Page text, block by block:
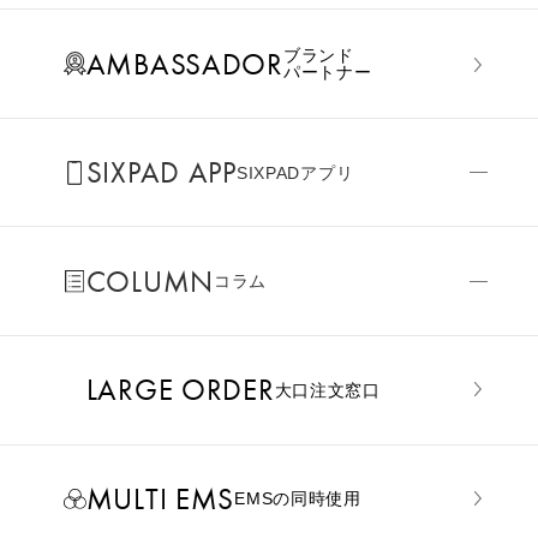
AMBASSADORブランド
パートナー
SIXPAD APPSIXPADアプリ
COLUMN コラム
LARGE ORDER⼤⼝注⽂窓⼝
MULTI EMSEMSの同時使用